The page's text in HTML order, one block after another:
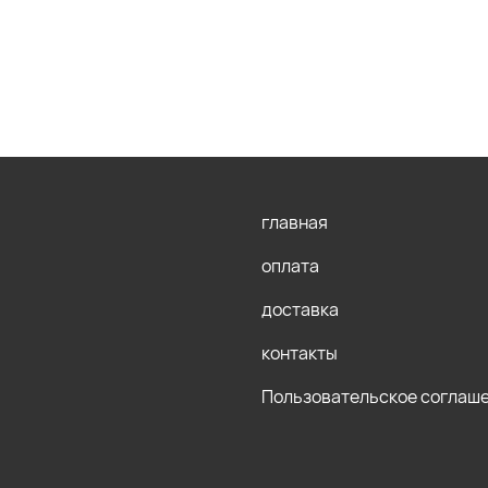
главная
оплата
доставка
контакты
Пользовательское